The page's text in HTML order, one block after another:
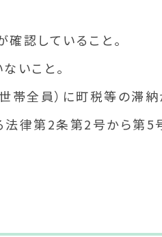
認していること。
いこと。
全員）に町税等の滞納
律第2条第2号から第5